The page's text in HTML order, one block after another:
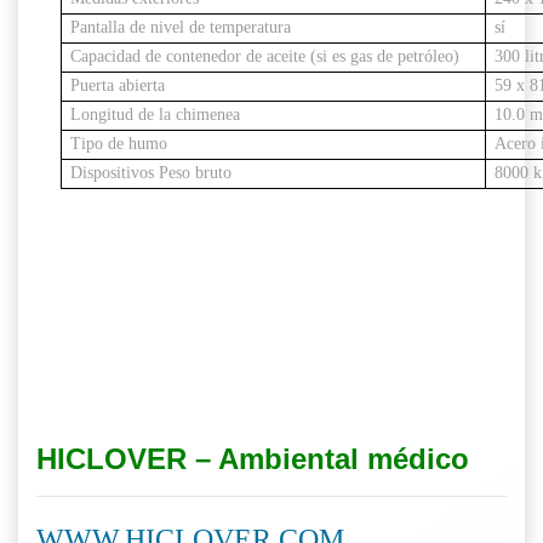
Pantalla de nivel de temperatura
sí
Capacidad de contenedor de aceite (si es gas de petróleo)
300
Puerta abierta
59 x
Longitud de la chimenea
10.0
Tipo de humo
Acero
Dispositivos Peso bruto
8000
HICLOVER – Ambiental médico